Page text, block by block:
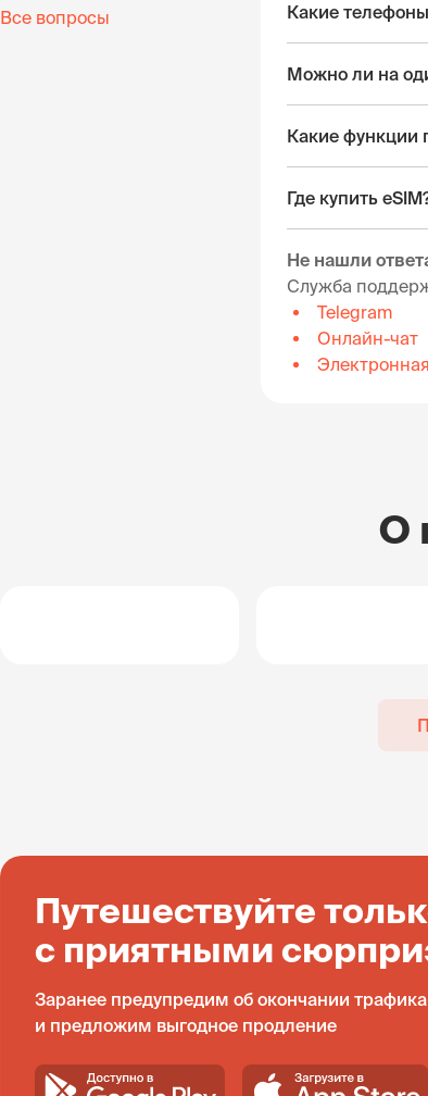
Все вопросы Какие
Можно ли на
Какие функции
Где купить
Не нашли
Служба
Telegram
Онлайн-чат
О
Путешествуйте
с приятными
Заранее предупредим об окончании трафика
и предложим выгодное продление